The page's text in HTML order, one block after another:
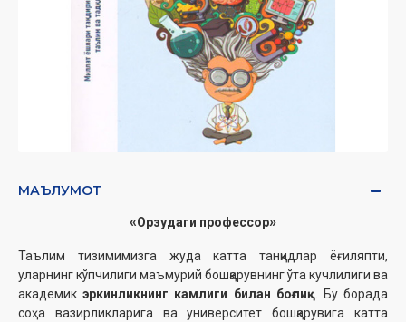
МАЪЛУМОТ
«Орзудаги профессор»
Таълим тизимимизга жуда катта танқидлар ёғиляпти,
уларнинг кўпчилиги маъмурий бошқарувнинг ўта кучлилиги ва
академик эркинликнинг камлиги билан боғлиқ. Бу борада
соҳа вазирликларига ва университет бошқарувига катта